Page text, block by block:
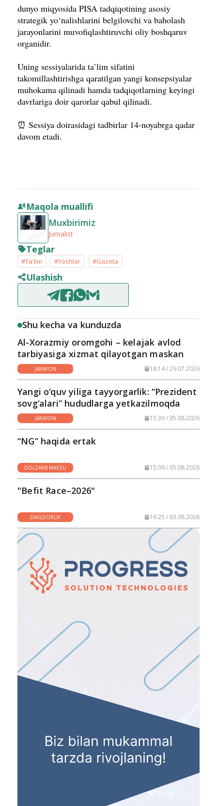
dunyo miqyosida PISA tadqiqotining asosiy
strategik yo‘nalishlarini belgilovchi va baholash
jarayonlarini muvofiqlashtiruvchi oliy boshqaruv
organidir.
Uning sessiyalarida ta’lim sifatini
takomillashtirishga qaratilgan yangi konsepsiyalar
muhokama qilinadi hamda tadqiqotlarning keyingi
davrlariga doir qarorlar qabul qilinadi.
⏰ Sessiya doirasidagi tadbirlar 14-noyabrga qadar
davom etadi.
Maqola muallifi
Muxbirimiz
Jurnalist
Teglar
#Ta'lim #Yoshlar #Gazeta
Ulashish
Shu kecha va kunduzda
Al-Xorazmiy oromgohi – kelajak avlod
tarbiyasiga xizmat qilayotgan maskan
JARAYON 18:14 / 29.07.2026
Yangi o‘quv yiliga tayyorgarlik: “Prezident
sovg‘alari” hududlarga yetkazilmoqda
JARAYON 15:39 / 05.08.2026
“NG” haqida ertak
DOLZARB MAVZU 15:09 / 05.08.2026
"Befit Race–2026"
DAXLDORLIK 16:25 / 03.08.2026